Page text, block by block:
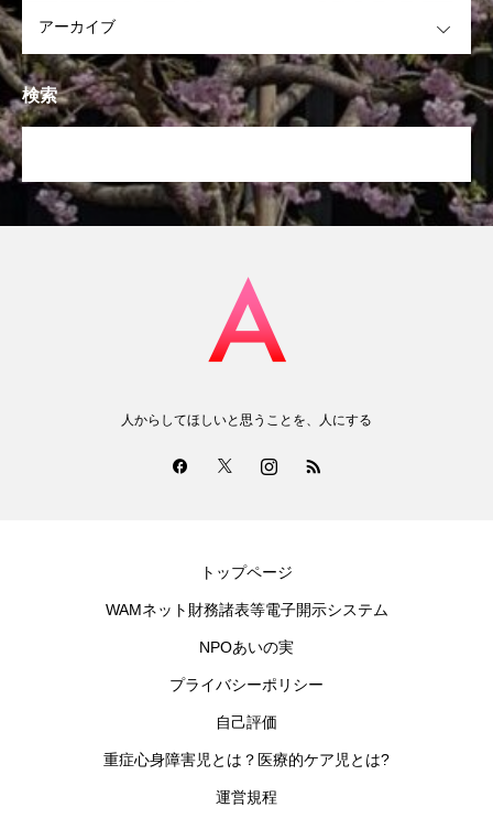
検索
人からしてほしいと思うことを、人にする
トップページ
WAMネット財務諸表等電子開示システム
NPOあいの実
プライバシーポリシー
自己評価
重症心身障害児とは？医療的ケア児とは?
運営規程